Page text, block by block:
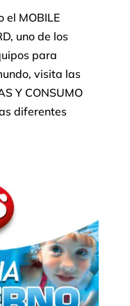
el MOBILE
uno de los
para
visita las
Y CONSUMO
diferentes